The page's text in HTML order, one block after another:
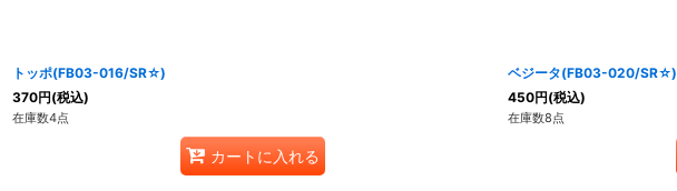
トッポ(FB03-016/SR☆)
370円(税込)
在庫数4点
カートに入れる
ベジータ(FB03-020/SR☆)
450円(税込)
在庫数8点